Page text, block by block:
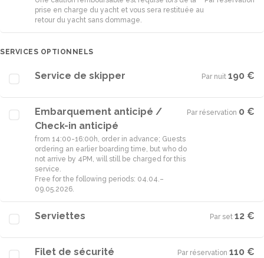
prise en charge du yacht et vous sera restituée au
retour du yacht sans dommage.
SERVICES OPTIONNELS
Service de skipper Par nuit·190 €
Embarquement anticipé /
Check-in anticipé
from 14:00-16:00h, order in advance; Guests
ordering an earlier boarding time, but who do
not arrive by 4PM, will still be charged for this
service.
Free for the following periods: 04.04.–
09.05.2026.
Par réservation·0 €
Serviettes Par set·12 €
Filet de sécurité Par réservation·110 €